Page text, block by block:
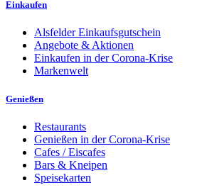
Einkaufen
Alsfelder Einkaufsgutschein
Angebote & Aktionen
Einkaufen in der Corona-Krise
Markenwelt
Genießen
Restaurants
Genießen in der Corona-Krise
Cafes / Eiscafes
Bars & Kneipen
Speisekarten